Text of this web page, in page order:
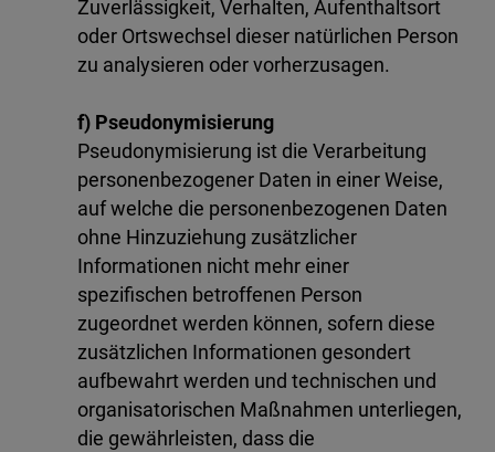
Zuverlässigkeit, Verhalten, Aufenthaltsort
oder Ortswechsel dieser natürlichen Person
zu analysieren oder vorherzusagen.
f) Pseudonymisierung
Pseudonymisierung ist die Verarbeitung
personenbezogener Daten in einer Weise,
auf welche die personenbezogenen Daten
ohne Hinzuziehung zusätzlicher
Informationen nicht mehr einer
spezifischen betroffenen Person
zugeordnet werden können, sofern diese
zusätzlichen Informationen gesondert
aufbewahrt werden und technischen und
organisatorischen Maßnahmen unterliegen,
die gewährleisten, dass die